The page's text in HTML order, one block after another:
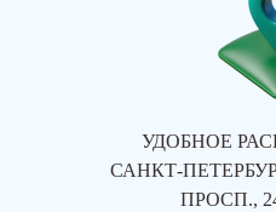
УДОБНОЕ
САНКТ-
ПРОСП.,